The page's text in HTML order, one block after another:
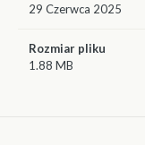
29 Czerwca 2025
Rozmiar pliku
1.88 MB